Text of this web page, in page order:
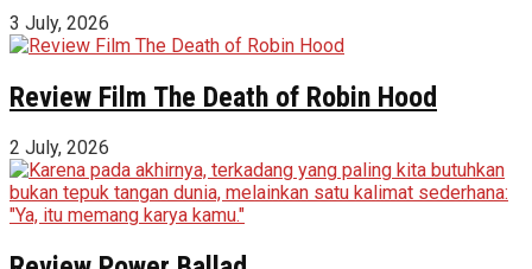
3 July, 2026
Review Film The Death of Robin Hood
2 July, 2026